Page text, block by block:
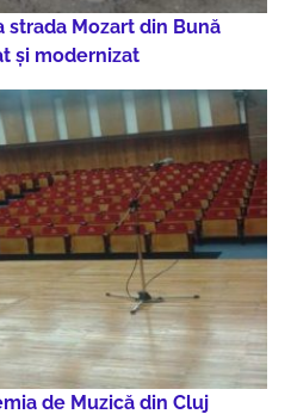
strada Mozart din Bună
și modernizat
de Muzică din Cluj